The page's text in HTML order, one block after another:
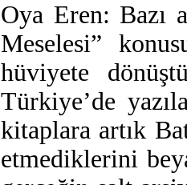
Oya Eren: Bazı
Meselesi”
hüviyete
Türkiye’de
kitaplara artık
etmediklerini